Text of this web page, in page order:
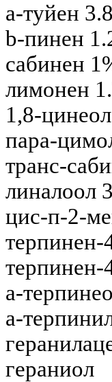
a-туйен
b-пинен
сабинен
лимонен
1,8-
пара-
транс-
линалоол
цис-п-2-
терпинен-
терпинен-
a-
a-
гераниол